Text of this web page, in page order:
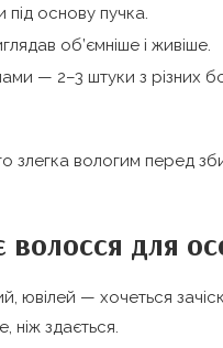
під основу пучка.
об’ємніше і живіше.
— 2–3 штуки з різних
вологим перед
для
ювілей — хочеться
ніж здається.